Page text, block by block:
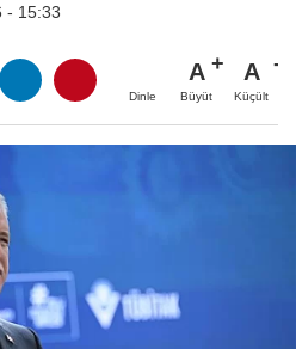
- 15:33
Dinle
A
Büyüt
A
Küçült